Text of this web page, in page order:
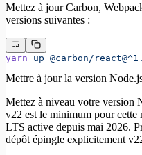
Mettez à jour Carbon,
versions suivantes :
yarn up @carbon/
Mettre à jour la version
Mettez à niveau votre version
v22 est le minimum pour
LTS active depuis mai 2026.
dépôt épingle explicitement